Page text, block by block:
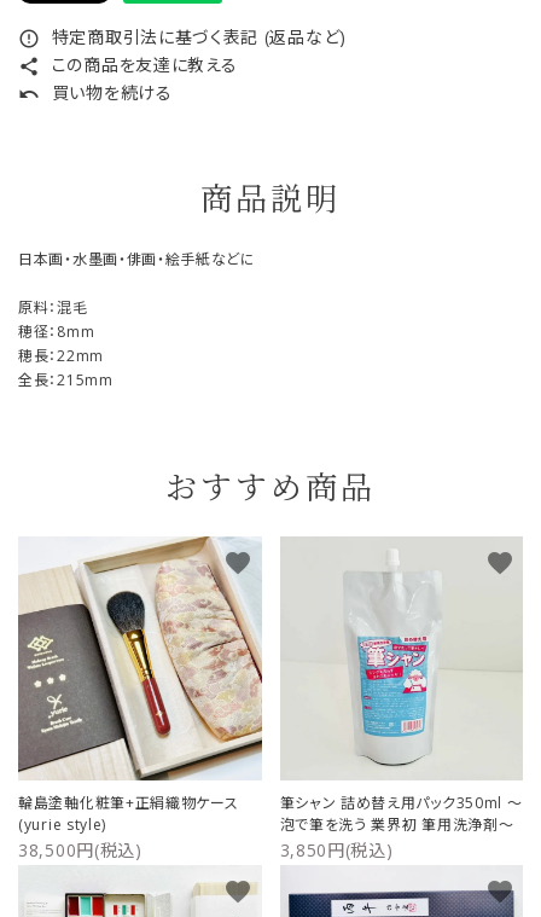
error_outline 特定商取引法に基づく表記 (返品など)
share この商品を友達に教える
undo 買い物を続ける
商品説明
日本画・水墨画・俳画・絵手紙などに
原料：混毛
穂径：8mm
穂長：22mm
全長：215mm
おすすめ商品
輪島塗軸化粧筆+正絹織物ケース
(yurie style)
38,500円(税込)
favorite
筆シャン 詰め替え用パック350ml ～
泡で筆を洗う 業界初 筆用洗浄剤～
3,850円(税込)
favorite
favorite favorite